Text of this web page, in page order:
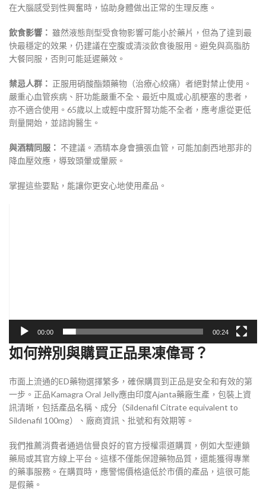
在大腦感受到性興奮時，協助身體做出正常的生理反應。
飲食影響： 雖然液態劑型受食物影響可能小於藥片，但為了達到最
快最穩定的效果，仍建議在空腹或清淡飲食後服用。避免與高脂肪
大餐同服，否則可能延遲藥效。
禁忌人群： 正服用硝酸酯類藥物（治療心絞痛）者絕對禁止使用。
嚴重心血管疾病、肝功能嚴重不全、最近中風或心肌梗塞的患者，
亦不適合使用。65歲以上或輕中度肝腎功能不全者，應考慮從更低
劑量開始，並諮詢醫生。
與酒精同服： 不建議。酒精本身會擴張血管，可能加劇西地那非的
降血壓效應，導致頭暈或暈厥。
掌握這些要點，能讓你更安心地使用產品。
00:00 00:24
如何辨別與購買正品果凍偉哥？
市面上流通的ED藥物選擇繁多，確保購買到正品是安全和有效的第
一步。正品Kamagra Oral Jelly應由印度Ajanta藥廠生產，包裝上資
訊清晰，包括產品名稱、成分（Sildenafil Citrate equivalent to
Sildenafil 100mg）、廠商資訊、批號和有效期等。
我們推薦消費者通過信譽良好的官方授權渠道購買，例如大型連鎖
藥局或其官方線上平台。這樣不僅能保證藥物品質，還能獲得專業
的藥事服務。在購買時，應警惕價格遠低於市價的產品，這很可能
是假藥。